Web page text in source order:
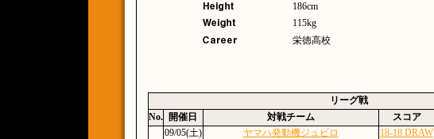
186cm
115kg
栄徳高校
リーグ戦
No.
開催日 対戦チーム スコア
09/05(土)
ヤマハ発動機ジュビロ 18-18 DRAW